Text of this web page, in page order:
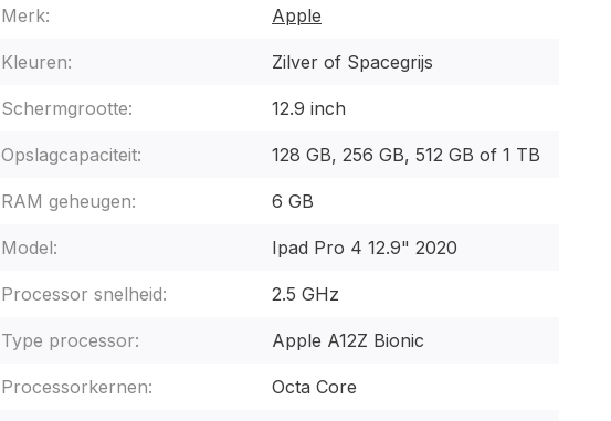
Merk: Apple
Kleuren: Zilver of Spacegrijs
Schermgrootte: 12.9 inch
Opslagcapaciteit: 128 GB, 256 GB, 512 GB of 1 TB
RAM geheugen: 6 GB
Model: Ipad Pro 4 12.9" 2020
Processor snelheid: 2.5 GHz
Type processor: Apple A12Z Bionic
Processorkernen: Octa Core